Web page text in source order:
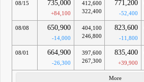
08/15 735,000
+84,100
412,600
322,400
771,200
-52,400
08/08 650,900
-14,000
404,100
246,800
823,600
-11,800
08/01 664,900
-26,300
397,600
267,300
835,400
+39,900
More